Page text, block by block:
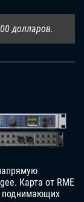
долларов.
Карта от RME
поднимающих